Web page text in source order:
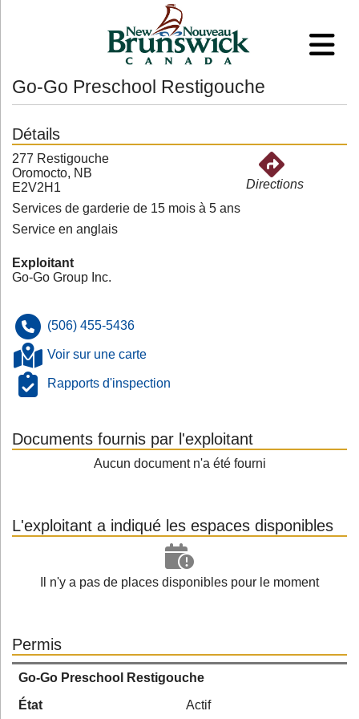
Go-Go Preschool Restigouche
Détails
277 Restigouche
Oromocto, NB
E2V2H1
Directions
Services de garderie de 15 mois à 5 ans
Service en anglais
Exploitant
Go-Go Group Inc.
(506) 455-5436
Voir sur une carte
Rapports d'inspection
Documents fournis par l'exploitant
Aucun document n'a été fourni
L'exploitant a indiqué les espaces disponibles
Il n'y a pas de places disponibles pour le moment
Permis
Go-Go Preschool Restigouche
État
Actif